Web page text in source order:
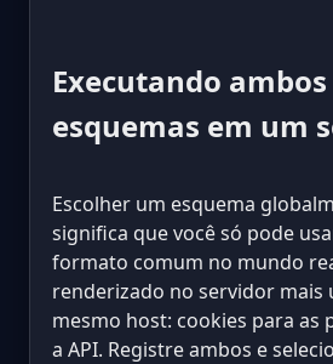
Executando ambos
esquemas em um
Escolher um esquema
significa que você só pode
formato comum no mundo
renderizado no servidor mais
mesmo host: cookies para as
a API. Registre ambos e